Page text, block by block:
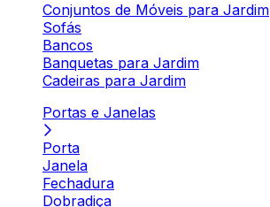
Conjuntos de Móveis para Jardim
Sofás
Bancos
Banquetas para Jardim
Cadeiras para Jardim
Portas e Janelas
Porta
Janela
Fechadura
Dobradiça